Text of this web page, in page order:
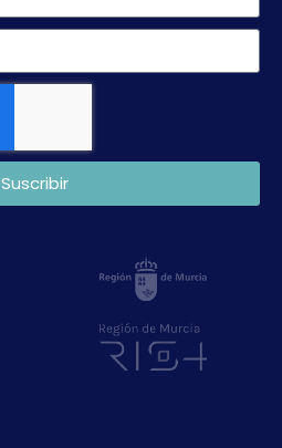
Suscribir